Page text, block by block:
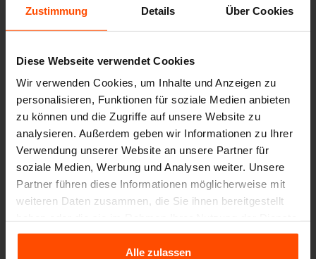
Zustimmung Details Über Cookies
Diese Webseite verwendet Cookies
Wir verwenden Cookies, um Inhalte und Anzeigen zu
personalisieren, Funktionen für soziale Medien anbieten
zu können und die Zugriffe auf unsere Website zu
analysieren. Außerdem geben wir Informationen zu Ihrer
Verwendung unserer Website an unsere Partner für
soziale Medien, Werbung und Analysen weiter. Unsere
Partner führen diese Informationen möglicherweise mit
weiteren Daten zusammen, die Sie ihnen bereitgestellt
gesammelt haben.
Alle zulassen
Seattle – Popup park